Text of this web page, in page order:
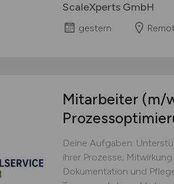
ScaleXperts GmbH
gestern
Mitarbeiter (m/
Deine Aufgaben:
ihrer Prozesse;
Dokumentation und